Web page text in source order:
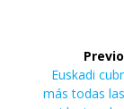
Previous
post:
Euskadi
más todas